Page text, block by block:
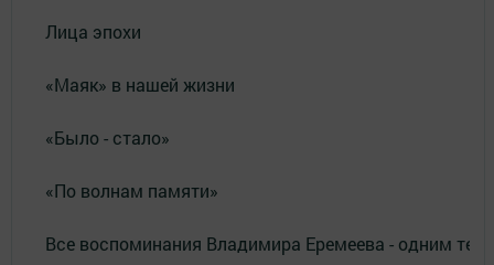
Лица эпохи
«Маяк» в нашей жизни
«Было - стало»
«По волнам памяти»
Все воспоминания Владимира Еремеева - одним